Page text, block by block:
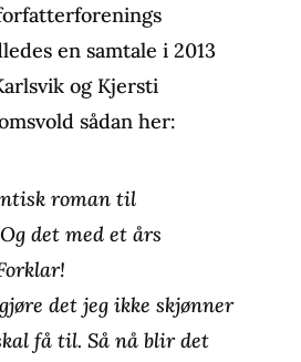
en samtale i 2013
og Kjersti
sådan her:
roman til
det med et års
det jeg ikke skjønner
få til. Så nå blir det